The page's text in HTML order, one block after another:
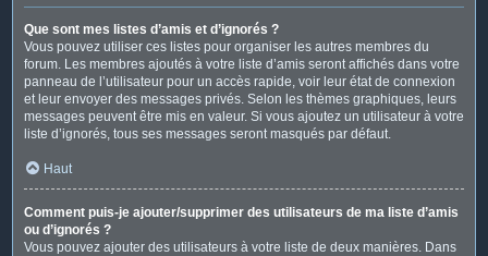
Que sont mes listes d’amis et d’ignorés ?
Vous pouvez utiliser ces listes pour organiser les autres membres du
forum. Les membres ajoutés à votre liste d’amis seront affichés dans votre
panneau de l’utilisateur pour un accès rapide, voir leur état de connexion
et leur envoyer des messages privés. Selon les thèmes graphiques, leurs
messages peuvent être mis en valeur. Si vous ajoutez un utilisateur à votre
liste d’ignorés, tous ses messages seront masqués par défaut.
Haut
Comment puis-je ajouter/supprimer des utilisateurs de ma liste d’amis
ou d’ignorés ?
Vous pouvez ajouter des utilisateurs à votre liste de deux manières. Dans